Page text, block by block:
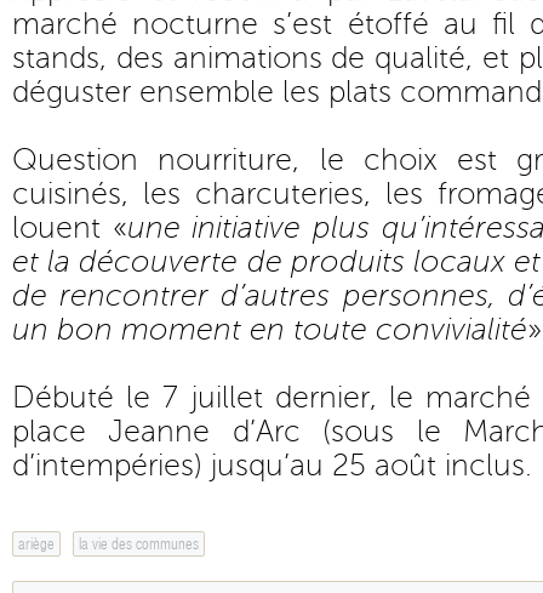
marché nocturne s’est étoffé au fil
stands, des animations de qualité, et
déguster ensemble les plats
Question nourriture, le choix est
cuisinés, les charcuteries, les
louent «une initiative plus
et la découverte de produits locaux
de rencontrer d’autres personnes,
un bon moment en toute convivialité
Débuté le 7 juillet dernier, le
place Jeanne d’Arc (sous le
d’intempéries) jusqu’au 25 août inclus.
ariège la vie des communes